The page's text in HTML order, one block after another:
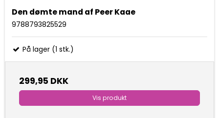
Den dømte mand af Peer Kaae
9788793825529
På lager (1 stk.)
299,95 DKK
Vis produkt